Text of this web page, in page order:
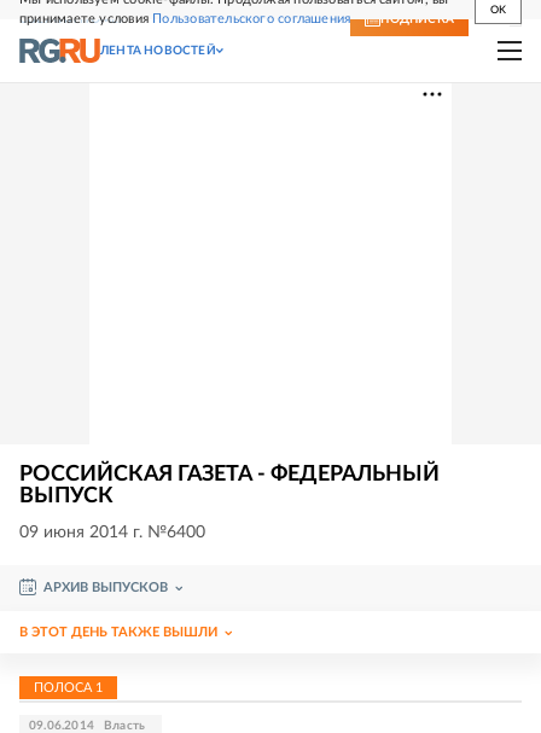
принимаете условия Пользовательского соглашения
OK
СВЕЖИЙ НОМЕР ПОДПИСКА
ЛЕНТА НОВОСТЕЙ
РОССИЙСКАЯ ГАЗЕТА - ФЕДЕРАЛЬНЫЙ
ВЫПУСК
09 июня 2014 г. №6400
АРХИВ ВЫПУСКОВ
В ЭТОТ ДЕНЬ ТАКЖЕ ВЫШЛИ
ПОЛОСА 1
09.06.2014 Власть